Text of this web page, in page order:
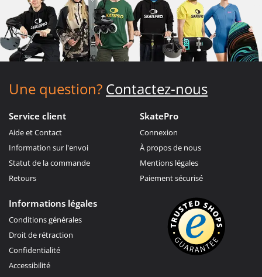
Une question? Contactez-nous
Service client
Aide et Contact
Information sur l'envoi
Statut de la commande
Retours
SkatePro
Connexion
À propos de nous
Mentions légales
Paiement sécurisé
Informations légales
Conditions générales
Droit de rétraction
Confidentialité
Accessibilité